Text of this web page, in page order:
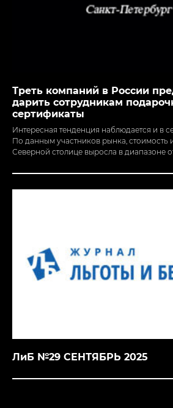
Треть компаний в России
дарить сотрудникам
сертификаты
Интересная тенденция наблюдается и в
По данным участников рынка, стоимость
Северной столице выросла в диапазоне
ЛиБ №29 СЕНТЯБРЬ 2025